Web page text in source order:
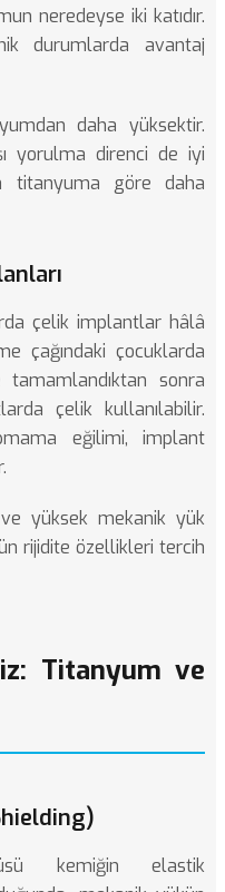
neredeyse iki katıdır.
durumlarda avantaj
daha yüksektir.
yorulma direnci de iyi
titanyuma göre daha
çelik implantlar hâlâ
çağındaki çocuklarda
sonra
çelik kullanılabilir.
eğilimi, implant
ve yüksek mekanik yük
rijidite özellikleri tercih
Titanyum ve
kemiğin elastik